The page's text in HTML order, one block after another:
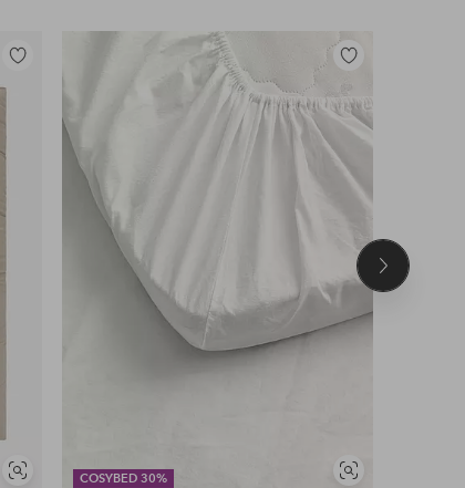
Näytä
Lisää
suosikkeihin
COSYBED 30%
Näytä
Lisää
suosikkeihin
Seuraava